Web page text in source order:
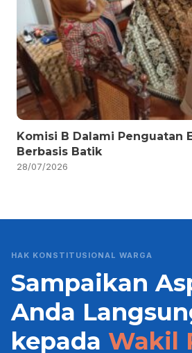
Komisi B Dalami Penguatan
Berbasis Batik
28/07/2026
HAK KONSTITUSIONAL WARGA
Sampaikan
Anda
kepada Wakil